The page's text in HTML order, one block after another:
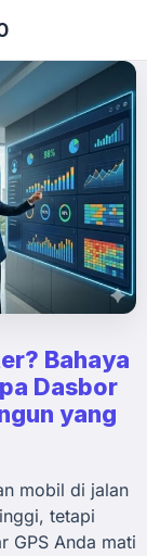
Bahaya
Dasbor
yang
mobil di jalan
tetapi
GPS Anda mati